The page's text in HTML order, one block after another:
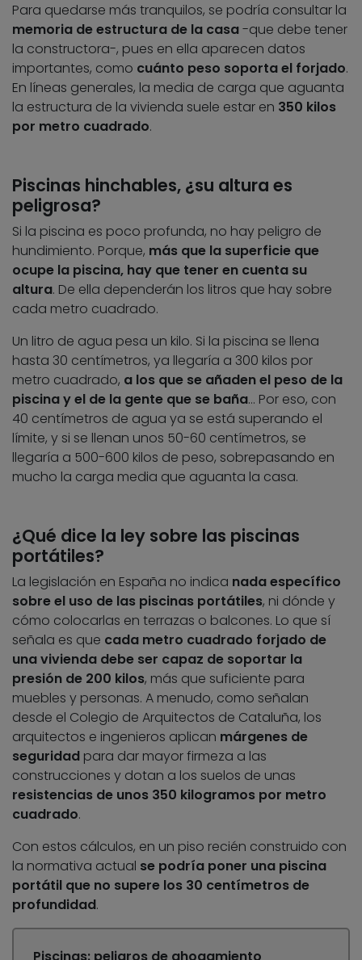
Para quedarse más tranquilos, se podría consultar la
memoria de estructura de la casa-que debe tener
la constructora-, pues en ella aparecen datos
importantes, como cuánto peso soporta el forjado.
En líneas generales, la media de carga que aguanta
la estructura de la vivienda suele estar en 350 kilos
por metro cuadrado.
Piscinas hinchables, ¿su altura es
peligrosa?
Si la piscina es poco profunda, no hay peligro de
hundimiento. Porque, más que la superficie que
ocupe la piscina, hay que tener en cuenta su
altura. De ella dependerán los litros que hay sobre
cada metro cuadrado.
Un litro de agua pesa un kilo. Si la piscina se llena
hasta 30 centímetros, ya llegaría a 300 kilos por
metro cuadrado, a los que se añaden el peso de la
piscina y el de la gente que se baña… Por eso, con
40 centímetros de agua ya se está superando el
límite, y si se llenan unos 50-60 centímetros, se
llegaría a 500-600 kilos de peso, sobrepasando en
mucho la carga media que aguanta la casa.
¿Qué dice la ley sobre las piscinas
portátiles?
La legislación en España no indica nada específico
sobre el uso de las piscinas portátiles, ni dónde y
cómo colocarlas en terrazas o balcones. Lo que sí
señala es que cada metro cuadrado forjado de
una vivienda debe ser capaz de soportar la
presión de 200 kilos, más que suficiente para
muebles y personas. A menudo, como señalan
desde el Colegio de Arquitectos de Cataluña, los
arquitectos e ingenieros aplican márgenes de
seguridad para dar mayor firmeza a las
construcciones y dotan a los suelos de unas
resistencias de unos 350 kilogramos por metro
cuadrado.
Con estos cálculos, en un piso recién construido con
la normativa actual se podría poner una piscina
portátil que no supere los 30 centímetros de
profundidad.